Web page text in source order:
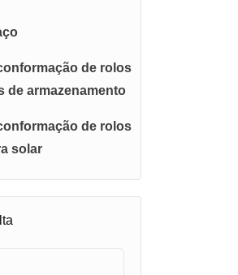
galvanizado
Galvalume pré-
de rolos
de armazenamento
de rolos
solar